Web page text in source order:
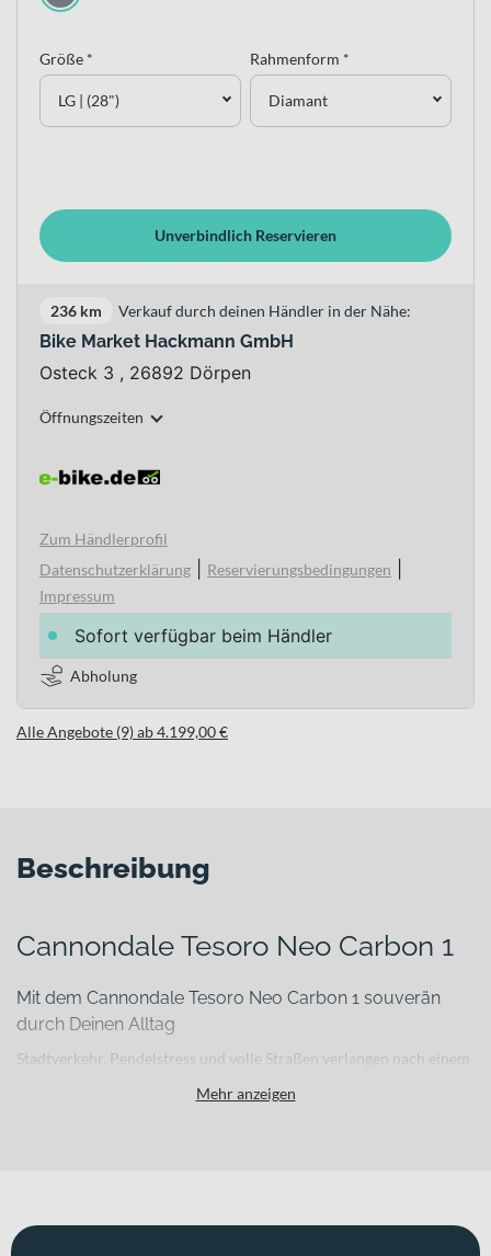
Größe *
LG | (28")
Rahmenform *
Diamant
Unverbindlich Reservieren
236 km Verkauf durch deinen Händler in der Nähe:
Bike Market Hackmann GmbH
Osteck 3 , 26892 Dörpen
Öffnungszeiten
Zum Händlerprofil
Datenschutzerklärung
Reservierungsbedingungen
Impressum
Sofort verfügbar beim Händler
Abholung
Alle Angebote (9) ab 4.199,00 €
Beschreibung
Cannondale Tesoro Neo Carbon 1
Mit dem Cannondale Tesoro Neo Carbon 1 souverän
durch Deinen Alltag
Stadtverkehr, Pendelstress und volle Straßen verlangen nach einem
Cannondale Tesoro Neo Carbon 1 verbindet einen hochwertigen
Mehr anzeigen